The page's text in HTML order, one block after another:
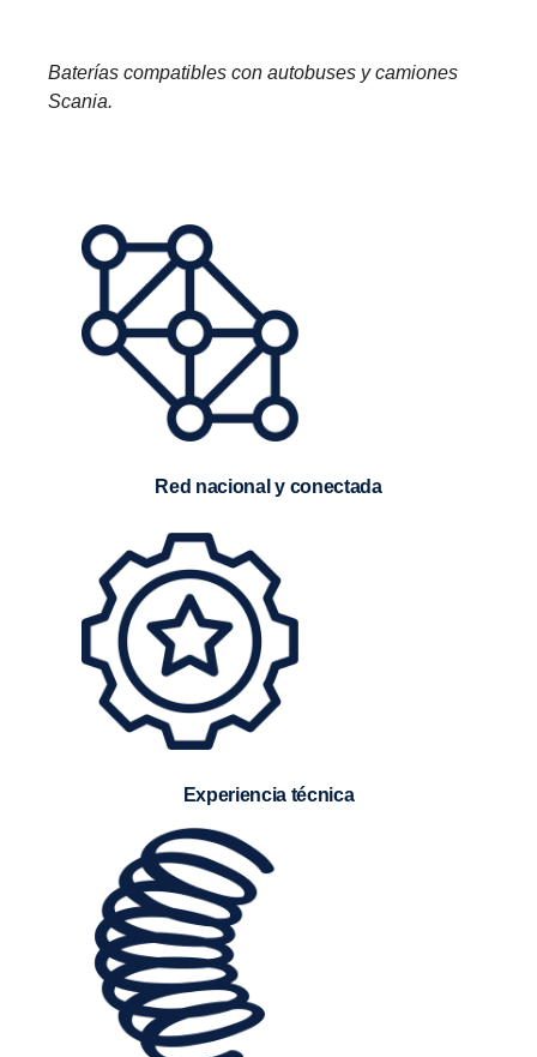
Baterías compatibles con autobuses y camiones
Scania.
Red nacional y conectada
Experiencia técnica